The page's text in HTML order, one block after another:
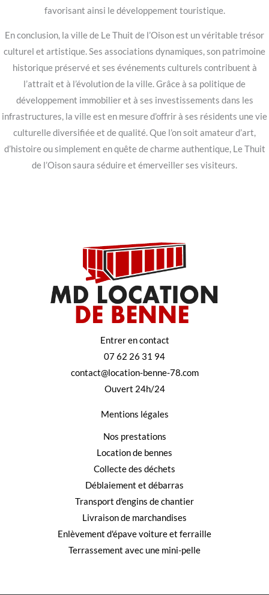
favorisant ainsi le développement touristique.
En conclusion, la ville de Le Thuit de l’Oison est un véritable trésor
culturel et artistique. Ses associations dynamiques, son patrimoine
historique préservé et ses événements culturels contribuent à
l’attrait et à l’évolution de la ville. Grâce à sa politique de
développement immobilier et à ses investissements dans les
infrastructures, la ville est en mesure d’offrir à ses résidents une vie
culturelle diversifiée et de qualité. Que l’on soit amateur d’art,
d’histoire ou simplement en quête de charme authentique, Le Thuit
de l’Oison saura séduire et émerveiller ses visiteurs.
Entrer en contact
07 62 26 31 94
contact@location-benne-78.com
Ouvert 24h/24
Mentions légales
Nos prestations
Location de bennes
Collecte des déchets
Déblaiement et débarras
Transport d'engins de chantier
Livraison de marchandises
Enlèvement d'épave voiture et ferraille
Terrassement avec une mini-pelle